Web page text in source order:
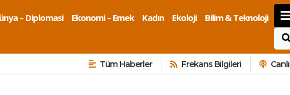
– Diplomasi Ekonomi – Emek Kadın Ekoloji
Bilim & Teknoloji
Tüm Haberler Frekans Bilgileri